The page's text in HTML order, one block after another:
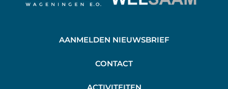
AANMELDEN NIEUWSBRIEF
CONTACT